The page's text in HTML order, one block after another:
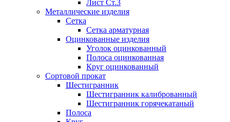
Лист Ст.3
Металлические изделия
Сетка
Сетка арматурная
Оцинкованные изделия
Уголок оцинкованный
Полоса оцинкованная
Круг оцинкованный
Сортовой прокат
Шестигранник
Шестигранник калиброванный
Шестигранник горячекатаный
Полоса